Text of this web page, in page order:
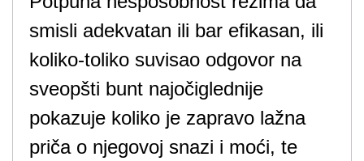
smisli adekvatan ili bar efikasan, ili
koliko-toliko suvisao odgovor na
sveopšti bunt najočiglednije
pokazuje koliko je zapravo lažna
priča o njegovoj snazi i moći, te